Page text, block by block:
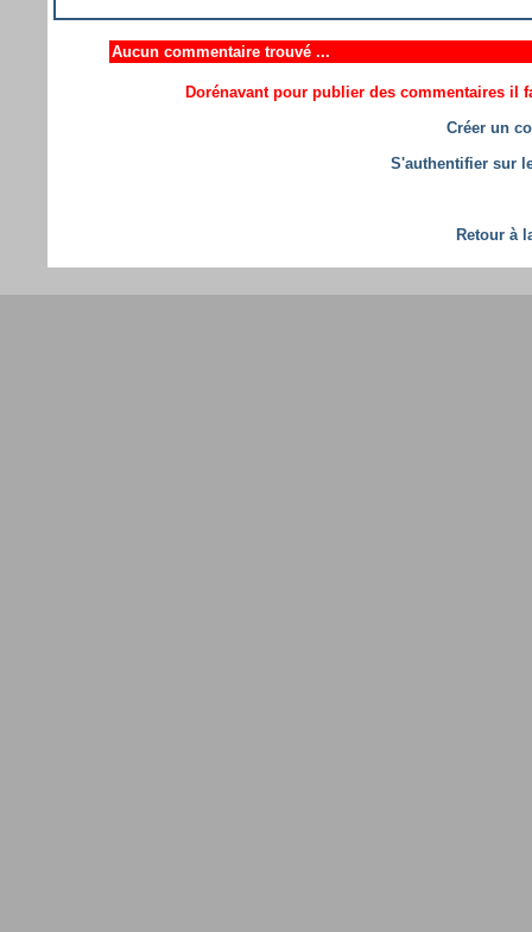
Aucun commentaire trouvé ...
Dorénavant pour publier des commentaires il
Créer un
S'authentifier sur
Retour à